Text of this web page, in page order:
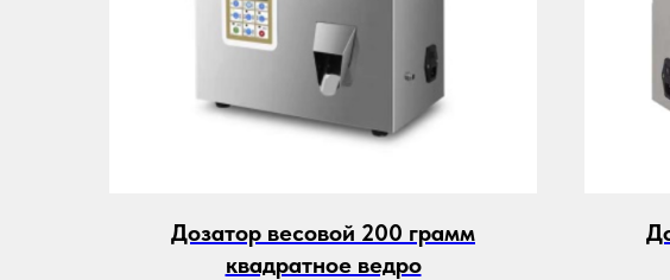
Дозатор весовой 200 грамм
квадратное ведро